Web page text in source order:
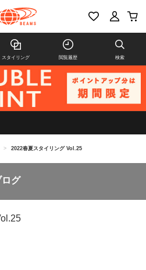
スタイリング 閲覧履歴 検索
> 2022春夏スタイリング Vol.25
ログ